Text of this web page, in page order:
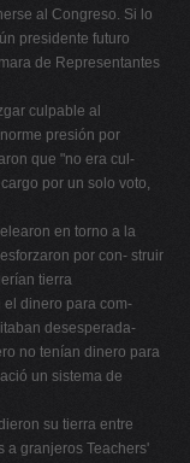
al Congreso. Si lo
presidente futuro
de Representantes
culpable al
presión por
que "no era cul-
por un solo voto,
en torno a la
por con- struir
tierra
dinero para com-
desesperada-
no tenían dinero para
un sistema de
su tierra entre
a granjeros Teachers'